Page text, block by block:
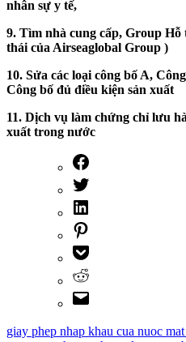
nhân sự y tế,
9. Tìm nhà cung cấp, Group
thái của Airseaglobal Group )
10. Sửa các loại công bố A,
Công bố đủ điều kiện sản xuất
11. Dịch vụ làm chứng chỉ lưu
xuất trong nước
giay phep nhap khau cua nuoc